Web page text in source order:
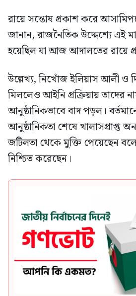
রায়ে সন্তোষ প্রকাশ করে
জানান, রাজনৈতিক উদ্দেশ্যে এই
হয়েছিল যা আজ আদালতের রায়ে
উল্লেখ্য, নিখোঁজ ইলিয়াস আলী ও
মিললেও আইনি প্রক্রিয়ায় তাদের
আনুষ্ঠানিকভাবে বাদ পড়ল।
আনুষ্ঠানিকতা শেষে খালাসপ্রাপ্ত
জটিলতা থেকে মুক্তি পেয়েছেন
নিশ্চিত করেছেন।